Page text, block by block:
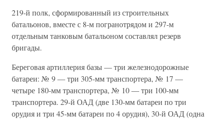
219-й полк, сформированный из строительных
батальонов, вместе с 8-м погранотрядом и 297-м
отдельным танковым батальоном составлял резерв
бригады.
Береговая артиллерия базы — три железнодорожные
батареи: № 9 — три 305-мм транспортера, № 17 —
четыре 180-мм транспортера, № 10 — три 100-мм
транспортера. 29-й ОАД (две 130-мм батареи по три
орудия и три 45-мм батареи по 4 орудия), 30-й ОАД (одна